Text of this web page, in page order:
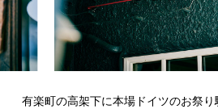
有楽町の高架下に本場ドイツのお祭